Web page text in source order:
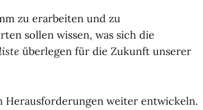
zu erarbeiten und zu
sollen wissen, was sich die
überlegen für die Zukunft unserer
Herausforderungen weiter entwickeln.